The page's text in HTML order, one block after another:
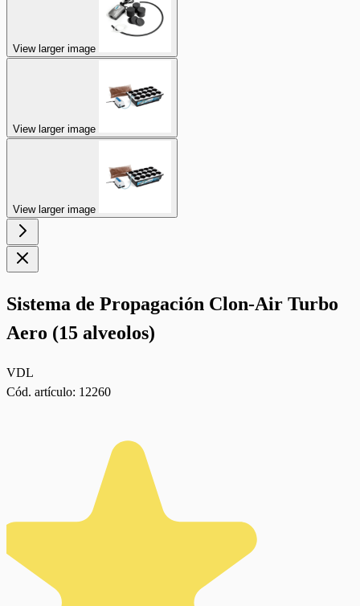
View larger image
View larger image
View larger image
Sistema de Propagación Clon-Air Turbo
Aero (15 alveolos)
VDL
Cód. artículo: 12260